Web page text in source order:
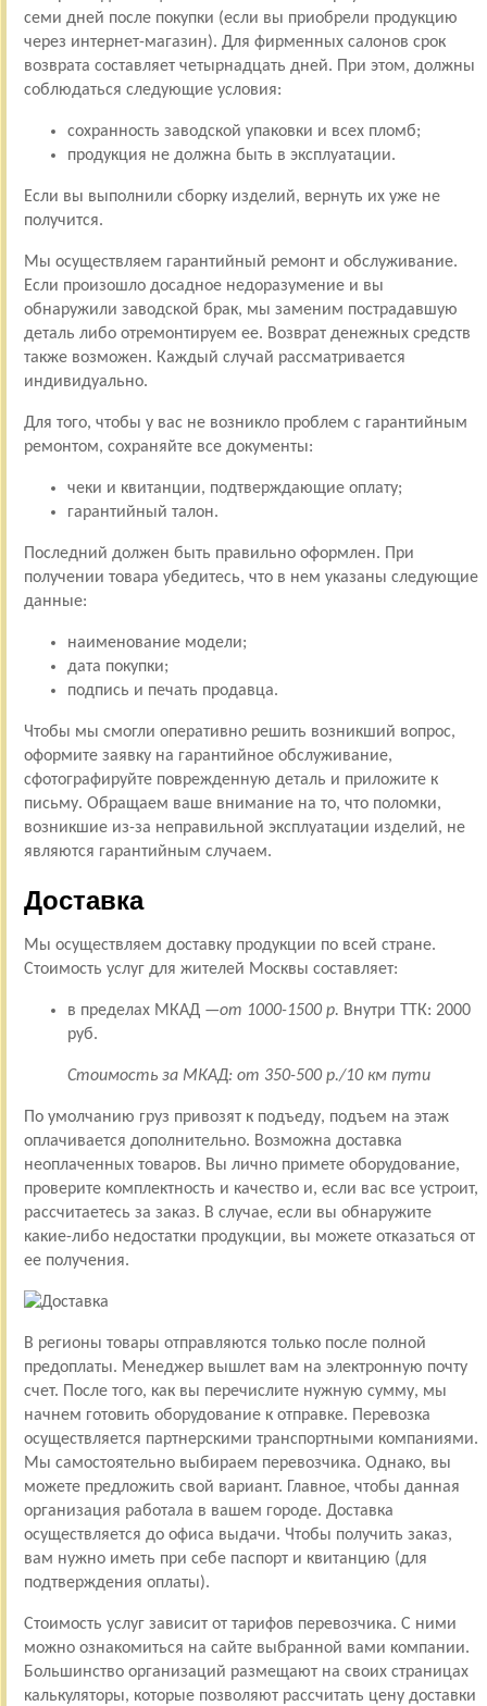
семи дней после покупки (если вы приобрели продукцию
через интернет-магазин). Для фирменных салонов срок
возврата составляет четырнадцать дней. При этом, должны
соблюдаться следующие условия:
сохранность заводской упаковки и всех пломб;
продукция не должна быть в эксплуатации.
Если вы выполнили сборку изделий, вернуть их уже не
получится.
Мы осуществляем гарантийный ремонт и обслуживание.
Если произошло досадное недоразумение и вы
обнаружили заводской брак, мы заменим пострадавшую
деталь либо отремонтируем ее. Возврат денежных средств
также возможен. Каждый случай рассматривается
индивидуально.
Для того, чтобы у вас не возникло проблем с гарантийным
ремонтом, сохраняйте все документы:
чеки и квитанции, подтверждающие оплату;
гарантийный талон.
Последний должен быть правильно оформлен. При
получении товара убедитесь, что в нем указаны следующие
данные:
наименование модели;
дата покупки;
подпись и печать продавца.
Чтобы мы смогли оперативно решить возникший вопрос,
оформите заявку на гарантийное обслуживание,
сфотографируйте поврежденную деталь и приложите к
письму. Обращаем ваше внимание на то, что поломки,
возникшие из-за неправильной эксплуатации изделий, не
являются гарантийным случаем.
Доставка
Мы осуществляем доставку продукции по всей стране.
Стоимость услуг для жителей Москвы составляет:
в пределах МКАД —от 1000-1500 р. Внутри ТТК: 2000
руб.
Стоимость за МКАД: от 350-500 р./10 км пути
По умолчанию груз привозят к подъеду, подъем на этаж
оплачивается дополнительно. Возможна доставка
неоплаченных товаров. Вы лично примете оборудование,
проверите комплектность и качество и, если вас все устроит,
рассчитаетесь за заказ. В случае, если вы обнаружите
какие-либо недостатки продукции, вы можете отказаться от
ее получения.
В регионы товары отправляются только после полной
предоплаты. Менеджер вышлет вам на электронную почту
счет. После того, как вы перечислите нужную сумму, мы
начнем готовить оборудование к отправке. Перевозка
осуществляется партнерскими транспортными компаниями.
Мы самостоятельно выбираем перевозчика. Однако, вы
можете предложить свой вариант. Главное, чтобы данная
организация работала в вашем городе. Доставка
осуществляется до офиса выдачи. Чтобы получить заказ,
вам нужно иметь при себе паспорт и квитанцию (для
подтверждения оплаты).
Стоимость услуг зависит от тарифов перевозчика. С ними
можно ознакомиться на сайте выбранной вами компании.
Большинство организаций размещают на своих страницах
калькуляторы, которые позволяют рассчитать цену доставки